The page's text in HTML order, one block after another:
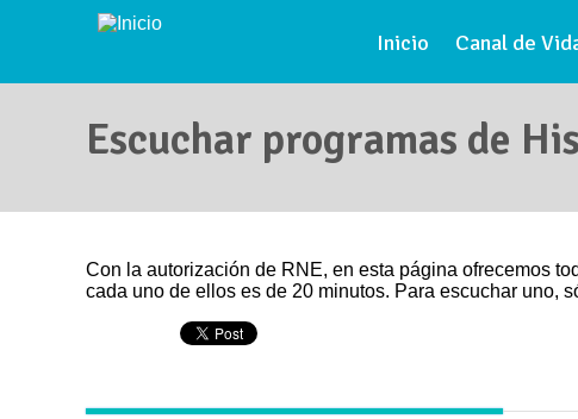
Pasar al contenido principal
Inicio Canal de
Escuchar programas de
Se encuentra usted aquí
Con la autorización de RNE, en esta página ofrecemos
cada uno de ellos es de 20 minutos. Para escuchar uno,